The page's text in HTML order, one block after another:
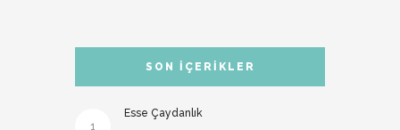
SON İÇERIKLER
1
Esse Çaydanlık